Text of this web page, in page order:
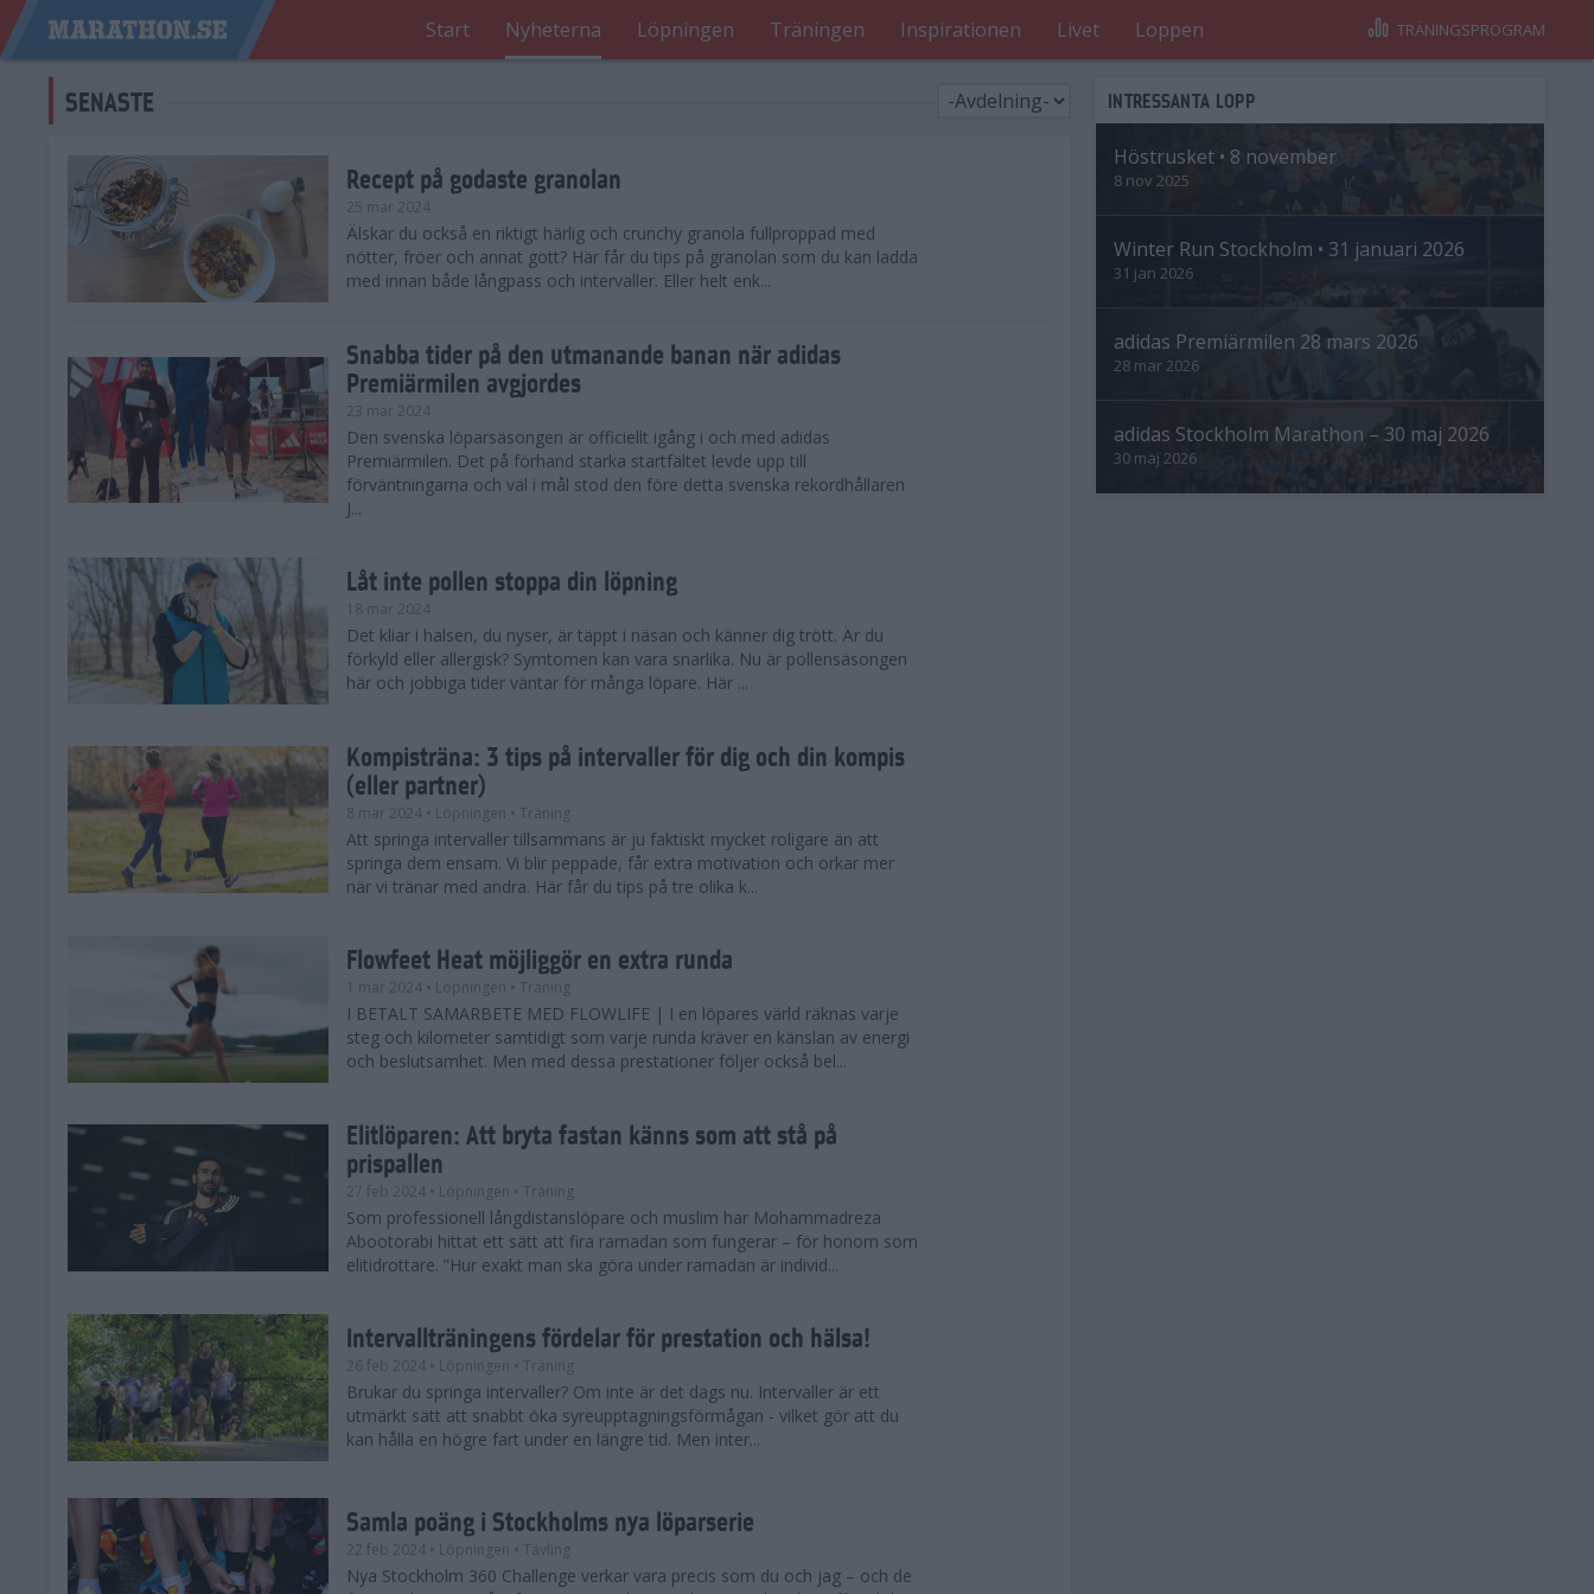
Start Nyheterna Löpningen Träningen Inspirationen Livet Loppen TRÄNINGSPROGRAM
SENASTE
Recept på godaste granolan
25 mar 2024
Älskar du också en riktigt härlig och crunchy granola fullproppad med
nötter, fröer och annat gott? Här får du tips på granolan som du kan ladda
med innan både långpass och intervaller. Eller helt enk...
Snabba tider på den utmanande banan när adidas
Premiärmilen avgjordes
23 mar 2024
Den svenska löparsäsongen är officiellt igång i och med adidas
Premiärmilen. Det på förhand starka startfältet levde upp till
förväntningarna och väl i mål stod den före detta svenska rekordhållaren
J...
Låt inte pollen stoppa din löpning
18 mar 2024
Det kliar i halsen, du nyser, är täppt i näsan och känner dig trött. Är du
förkyld eller allergisk? Symtomen kan vara snarlika. Nu är pollensäsongen
här och jobbiga tider väntar för många löpare. Här ...
Kompisträna: 3 tips på intervaller för dig och din kompis
(eller partner)
8 mar 2024 • Löpningen • Träning
Att springa intervaller tillsammans är ju faktiskt mycket roligare än att
springa dem ensam. Vi blir peppade, får extra motivation och orkar mer
när vi tränar med andra. Här får du tips på tre olika k...
Flowfeet Heat möjliggör en extra runda
1 mar 2024 • Löpningen • Träning
I BETALT SAMARBETE MED FLOWLIFE | I en löpares värld räknas varje
steg och kilometer samtidigt som varje runda kräver en känslan av energi
och beslutsamhet. Men med dessa prestationer följer också bel...
Elitlöparen: Att bryta fastan känns som att stå på
prispallen
27 feb 2024 • Löpningen • Träning
Som professionell långdistanslöpare och muslim har Mohammadreza
Abootorabi hittat ett sätt att fira ramadan som fungerar – för honom som
elitidrottare. ”Hur exakt man ska göra under ramadan är individ...
Intervallträningens fördelar för prestation och hälsa!
26 feb 2024 • Löpningen • Träning
Brukar du springa intervaller? Om inte är det dags nu. Intervaller är ett
utmärkt sätt att snabbt öka syreupptagningsförmågan - vilket gör att du
kan hålla en högre fart under en längre tid. Men inter...
Samla poäng i Stockholms nya löparserie
22 feb 2024 • Löpningen • Tävling
Nya Stockholm 360 Challenge verkar vara precis som du och jag – och de
INTRESSANTA LOPP
Höstrusket • 8 november
8 nov 2025
Winter Run Stockholm • 31 januari 2026
31 jan 2026
adidas Premiärmilen 28 mars 2026
28 mar 2026
adidas Stockholm Marathon – 30 maj 2026
30 maj 2026